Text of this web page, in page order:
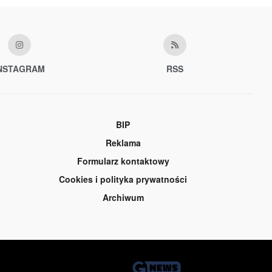
RSS
BIP
Reklama
Formularz kontaktowy
Cookies i polityka prywatności
Archiwum